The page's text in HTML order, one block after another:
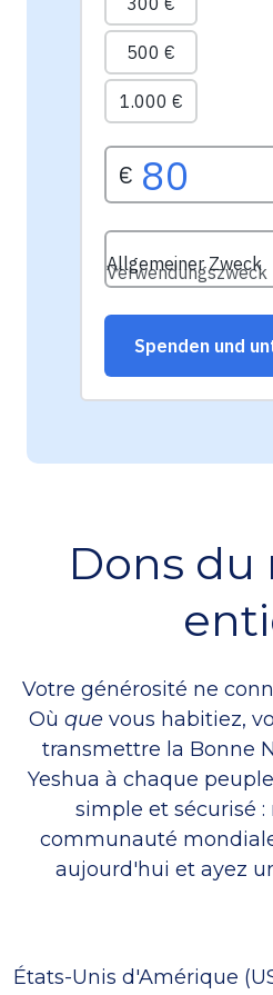
Dons
Votre générosité ne
Où que vous habitiez,
transmettre la Bonne
Yeshua à chaque
simple et sécurisé
communauté
aujourd'hui et ayez
États-Unis d'Amérique